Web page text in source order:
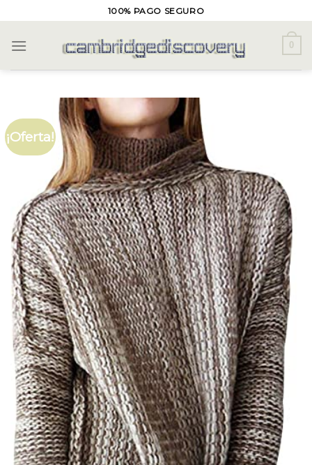
to
content
100% PAGO SEGURO
0
¡Oferta!